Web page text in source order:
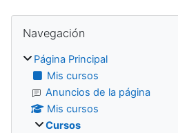
Bloques
Navegación
Página Principal
Mis cursos
Anuncios de la página
Mis cursos
Cursos